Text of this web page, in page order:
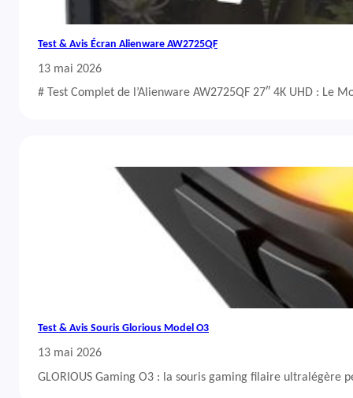
Test & Avis Écran Alienware AW2725QF
13 mai 2026
# Test Complet de l’Alienware AW2725QF 27″ 4K UHD : Le
Test & Avis Souris Glorious Model O3
13 mai 2026
GLORIOUS Gaming O3 : la souris gaming filaire ultralégère